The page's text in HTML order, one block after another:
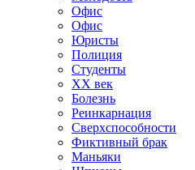
Офис
Офис
Юристы
Полиция
Студенты
ХХ век
Болезнь
Реинкарнация
Сверхспособности
Фиктивный брак
Маньяки